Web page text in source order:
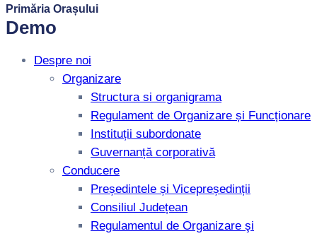
Primăria Orașului
Demo
Despre noi
Organizare
Structura si organigrama
Regulament de Organizare și Funcționare
Instituții subordonate
Guvernanță corporativă
Conducere
Președintele și Vicepreședinții
Consiliul Județean
Regulamentul de Organizare şi